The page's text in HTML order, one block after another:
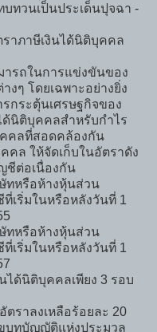
ทวนเป็นประเด็นปุจฉา -
าภาษีเงินได้นิติบุคคล
ารถในการแข่งขันของ
งๆ โดยเฉพาะอย่างยิ่ง
กระตุ้นเศรษฐกิจของ
ด้นิติบุคคลสำหรับกำไร
คลที่สอดคล้องกัน
คล ให้จัดเก็บในอัตราดัง
ชีต่อเนื่องกัน
ทหรือห้างหุ้นส่วน
เริ่มในหรือหลังวันที่ 1
ทหรือห้างหุ้นส่วน
เริ่มในหรือหลังวันที่ 1
ได้นิติบุคคลเพียง 3 รอบ
ตราลงเหลือร้อยละ 20
บทบัญญัติแห่งประมวล